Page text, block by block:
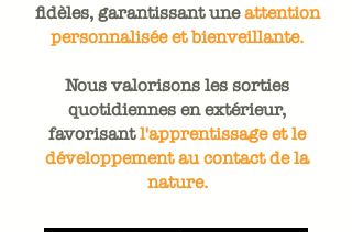
fidèles, garantissant uneattention
personnalisée et bienveillante.
Nous valorisons les sorties
quotidiennes en extérieur,
favorisantl'apprentissage et le
développement au contact de la
nature.